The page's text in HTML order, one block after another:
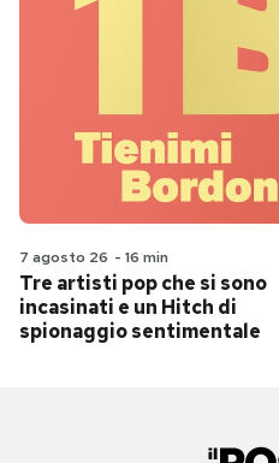
7 agosto 26 - 16 min
Tre artisti pop che si sono
incasinati e un Hitch di
spionaggio sentimentale